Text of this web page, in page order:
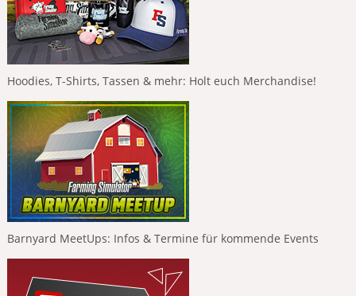
Hoodies, T-Shirts, Tassen & mehr: Holt euch Merchandise!
Barnyard MeetUps: Infos & Termine für kommende Events